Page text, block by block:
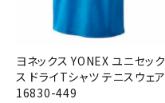
ヨネックス YONEX ユニセック
ス ドライTシャツ テニスウェア
16830-449